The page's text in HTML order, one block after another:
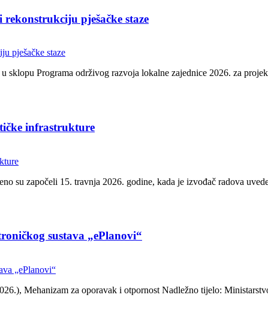
pješačke staze
sklopu Programa održivog razvoja lokalne zajednice 2026. za
infrastrukture
su započeli 15. travnja 2026. godine, kada je izvođač radova
sustava „ePlanovi“
Mehanizam za oporavak i otpornost Nadležno tijelo: